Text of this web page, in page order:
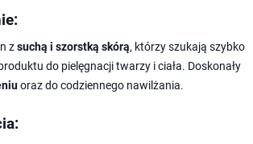
zsuchą i szorstką skórą, którzy szukają szybko
do pielęgnacji twarzy i ciała. Doskonały
oraz do codziennego nawilżania.